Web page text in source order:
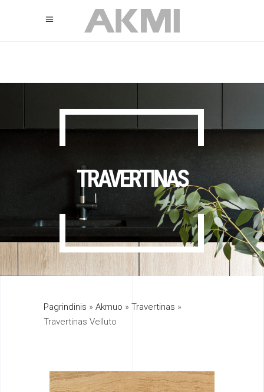
TRAVERTINAS
895
325
895
Pagrindinis » Akmuo » Travertinas »
Travertinas Velluto